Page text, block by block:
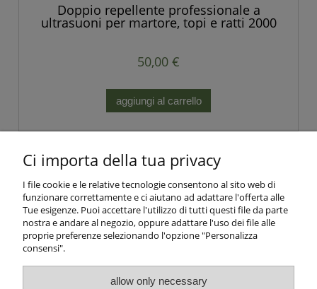
Doppio repellente professionale a
ultrasuoni per martore, topi e ratti 2000
mq POTENTE
50,00 €
aggiungi al carrello
Negozio di accessori per la
cattura umanitaria degli
animali | Zielona Łapka
Info e Condizioni
Ci importa della tua privacy
I file cookie e le relative tecnologie consentono al sito web di
funzionare correttamente e ci aiutano ad adattare l'offerta alle
Tue esigenze. Puoi accettare l'utilizzo di tutti questi file da parte
nostra e andare al negozio, oppure adattare l'uso dei file alle
proprie preferenze selezionando l'opzione "Personalizza
consensi".
allow only necessary